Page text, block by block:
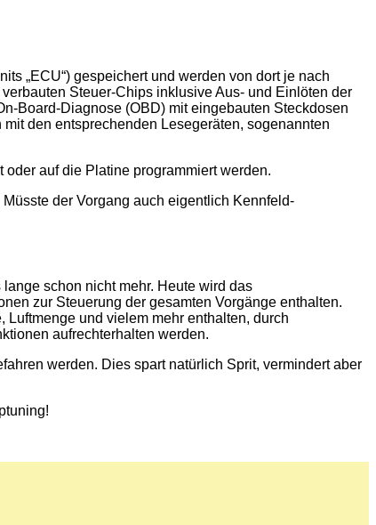
„ECU“) gespeichert und werden von dort je nach
Steuer-Chips inklusive Aus- und Einlöten der
Board-Diagnose (OBD) mit eingebauten Steckdosen
den entsprechenden Lesegeräten, sogenannten
auf die Platine programmiert werden.
der Vorgang auch eigentlich Kennfeld-
schon nicht mehr. Heute wird das
zur Steuerung der gesamten Vorgänge enthalten.
und vielem mehr enthalten, durch
aufrechterhalten werden.
werden. Dies spart natürlich Sprit, vermindert aber